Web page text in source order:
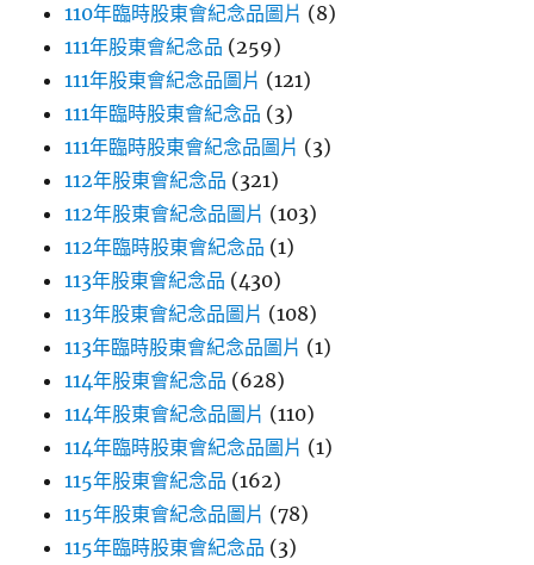
110年臨時股東會紀念品圖片 (8)
111年股東會紀念品 (259)
111年股東會紀念品圖片 (121)
111年臨時股東會紀念品 (3)
111年臨時股東會紀念品圖片 (3)
112年股東會紀念品 (321)
112年股東會紀念品圖片 (103)
112年臨時股東會紀念品 (1)
113年股東會紀念品 (430)
113年股東會紀念品圖片 (108)
113年臨時股東會紀念品圖片 (1)
114年股東會紀念品 (628)
114年股東會紀念品圖片 (110)
114年臨時股東會紀念品圖片 (1)
115年股東會紀念品 (162)
115年股東會紀念品圖片 (78)
115年臨時股東會紀念品 (3)